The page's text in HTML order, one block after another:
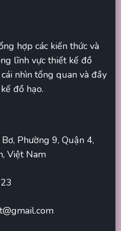
hợp các kiến thức và
lĩnh vực thiết kế đồ
nhìn tổng quan và đầy
đồ hạo.
Phường 9, Quận 4,
Việt Nam